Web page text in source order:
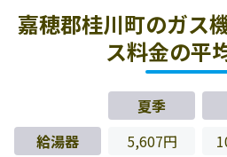
嘉穂郡桂川町のガス
ス料金の平
夏季
給湯器
5,607円